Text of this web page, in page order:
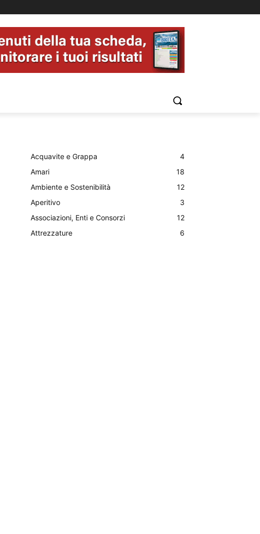
Acquavite e Grappa
4
Amari
18
Ambiente e Sostenibilità
12
Aperitivo
3
Associazioni, Enti e Consorzi
12
Attrezzature
6